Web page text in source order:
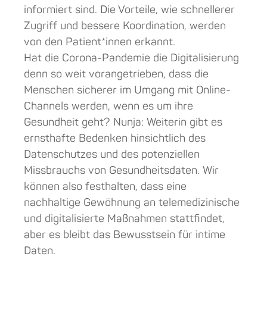
informiert sind. Die Vorteile, wie schnellerer
Zugriff und bessere Koordination, werden
von den Patient*innen erkannt.
Hat die Corona-Pandemie die Digitalisierung
denn so weit vorangetrieben, dass die
Menschen sicherer im Umgang mit Online-
Channels werden, wenn es um ihre
Gesundheit geht? Nunja: Weiterin gibt es
ernsthafte Bedenken hinsichtlich des
Datenschutzes und des potenziellen
Missbrauchs von Gesundheitsdaten. Wir
können also festhalten, dass eine
nachhaltige Gewöhnung an telemedizinische
und digitalisierte Maßnahmen stattfindet,
aber es bleibt das Bewusstsein für intime
Daten.